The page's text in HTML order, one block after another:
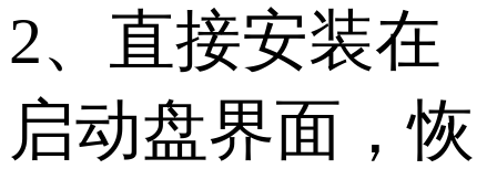
2、直接安装在
启动盘界面，恢